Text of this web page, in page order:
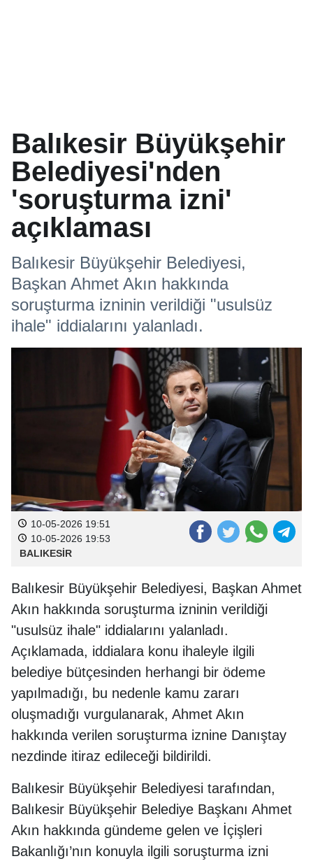
Balıkesir Büyükşehir
Belediyesi'nden
'soruşturma izni'
açıklaması
Balıkesir Büyükşehir Belediyesi,
Başkan Ahmet Akın hakkında
soruşturma izninin verildiği "usulsüz
ihale" iddialarını yalanladı.
10-05-2026 19:51
10-05-2026 19:53
BALIKESİR
Balıkesir Büyükşehir Belediyesi, Başkan Ahmet
Akın hakkında soruşturma izninin verildiği
"usulsüz ihale" iddialarını yalanladı.
Açıklamada, iddialara konu ihaleyle ilgili
belediye bütçesinden herhangi bir ödeme
yapılmadığı, bu nedenle kamu zararı
oluşmadığı vurgulanarak, Ahmet Akın
hakkında verilen soruşturma iznine Danıştay
nezdinde itiraz edileceği bildirildi.
Balıkesir Büyükşehir Belediyesi tarafından,
Balıkesir Büyükşehir Belediye Başkanı Ahmet
Akın hakkında gündeme gelen ve İçişleri
Bakanlığı’nın konuyla ilgili soruşturma izni